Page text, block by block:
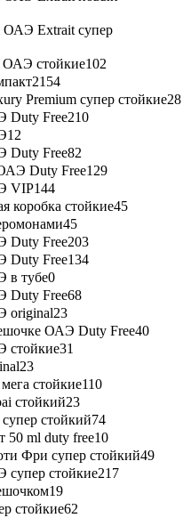
ОАЭ Extrait супер
ОАЭ стойкие102
2154
Premium супер стойкие28
Duty Free210
12
Duty Free82
Duty Free129
VIP144
коробка стойкие45
45
Duty Free203
Duty Free134
в тубе0
Duty Free68
original23
ОАЭ Duty Free40
стойкие31
23
стойкие110
стойкий23
стойкий74
50 ml duty free10
Фри супер стойкий49
стойкие217
19
стойкие62